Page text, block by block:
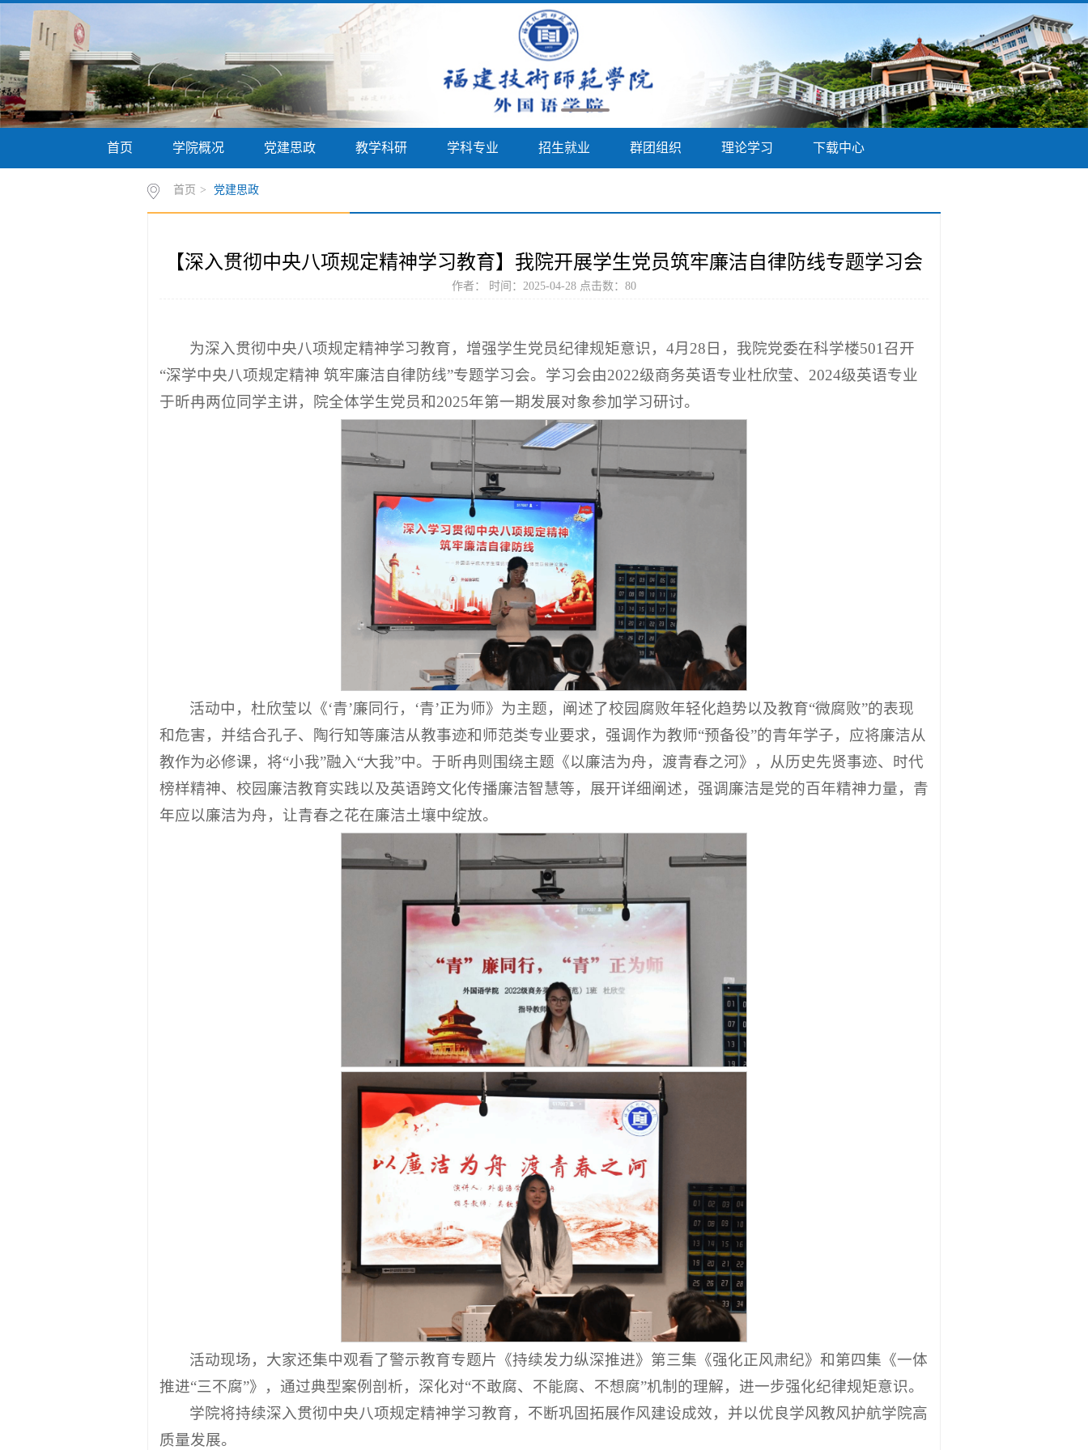
首页 学院概况 党建思政 教学科研 学科专业 招生就业 群团组织 理论学习 下载中心
首页 > 党建思政
【深入贯彻中央八项规定精神学习教育】我院开展学生党员筑牢廉洁自律防线专题学习会
作者： 时间：2025-04-28 点击数： 80
为深入贯彻中央八项规定精神学习教育，增强学生党员纪律规矩意识，4月28日，我院党委在科学楼501召开
“深学中央八项规定精神 筑牢廉洁自律防线”专题学习会。学习会由2022级商务英语专业杜欣莹、2024级英语专业
于昕冉两位同学主讲，院全体学生党员和2025年第一期发展对象参加学习研讨。
活动中，杜欣莹以《‘青’廉同行，‘青’正为师》为主题，阐述了校园腐败年轻化趋势以及教育“微腐败”的表现
和危害，并结合孔子、陶行知等廉洁从教事迹和师范类专业要求，强调作为教师“预备役”的青年学子，应将廉洁从
教作为必修课，将“小我”融入“大我”中。于昕冉则围绕主题《以廉洁为舟，渡青春之河》，从历史先贤事迹、时代
榜样精神、校园廉洁教育实践以及英语跨文化传播廉洁智慧等，展开详细阐述，强调廉洁是党的百年精神力量，青
年应以廉洁为舟，让青春之花在廉洁土壤中绽放。
活动现场，大家还集中观看了警示教育专题片《持续发力纵深推进》第三集《强化正风肃纪》和第四集《一体
推进“三不腐”》，通过典型案例剖析，深化对“不敢腐、不能腐、不想腐”机制的理解，进一步强化纪律规矩意识。
学院将持续深入贯彻中央八项规定精神学习教育，不断巩固拓展作风建设成效，并以优良学风教风护航学院高
质量发展。